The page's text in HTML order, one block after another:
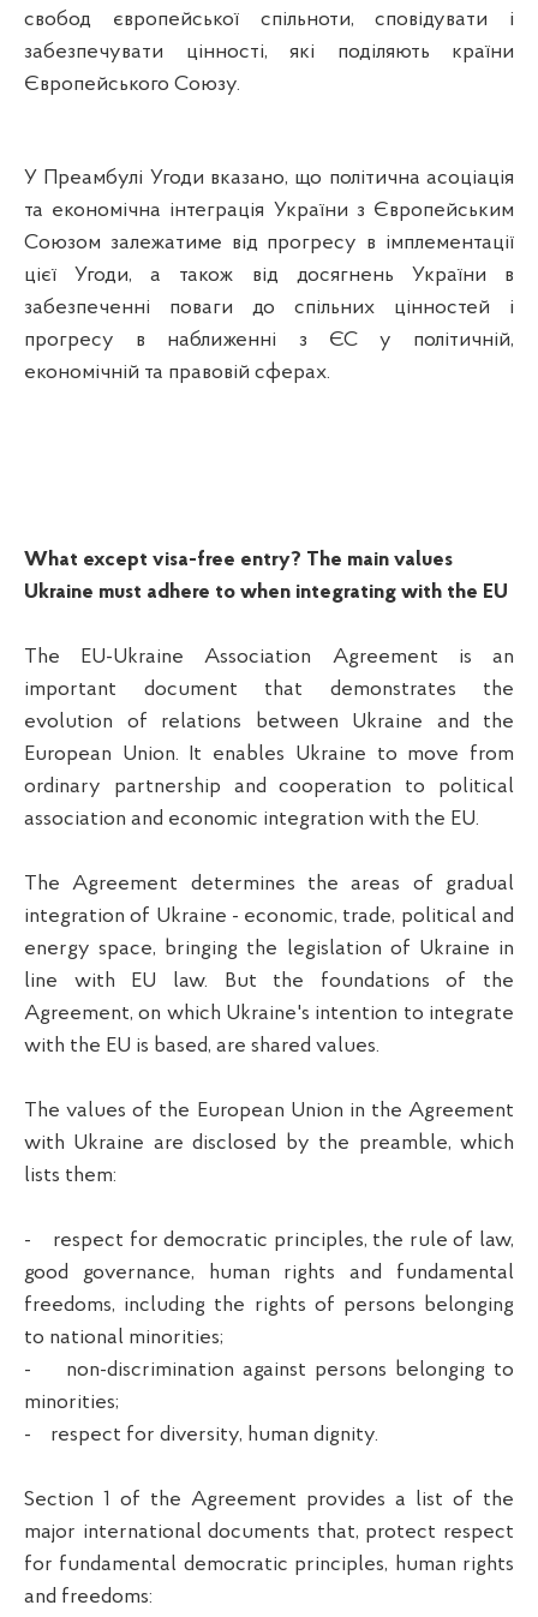
свобод європейської спільноти, сповідувати і
забезпечувати цінності, які поділяють країни
Європейського Союзу.
У Преамбулі Угоди вказано, що політична асоціація
та економічна інтеграція України з Європейським
Союзом залежатиме від прогресу в імплементації
цієї Угоди, а також від досягнень України в
забезпеченні поваги до спільних цінностей і
прогресу в наближенні з ЄС у політичній,
економічній та правовій сферах.
What except visa-free entry? The main values
Ukraine must adhere to when integrating with the EU
The EU-Ukraine Association Agreement is an
important document that demonstrates the
evolution of relations between Ukraine and the
European Union. It enables Ukraine to move from
ordinary partnership and cooperation to political
association and economic integration with the EU.
The Agreement determines the areas of gradual
integration of Ukraine - economic, trade, political and
energy space, bringing the legislation of Ukraine in
line with EU law. But the foundations of the
Agreement, on which Ukraine's intention to integrate
with the EU is based, are shared values.
The values of the European Union in the Agreement
with Ukraine are disclosed by the preamble, which
lists them:
- respect for democratic principles, the rule of law,
good governance, human rights and fundamental
freedoms, including the rights of persons belonging
to national minorities;
- non-discrimination against persons belonging to
minorities;
- respect for diversity, human dignity.
Section 1 of the Agreement provides a list of the
major international documents that, protect respect
for fundamental democratic principles, human rights
and freedoms: